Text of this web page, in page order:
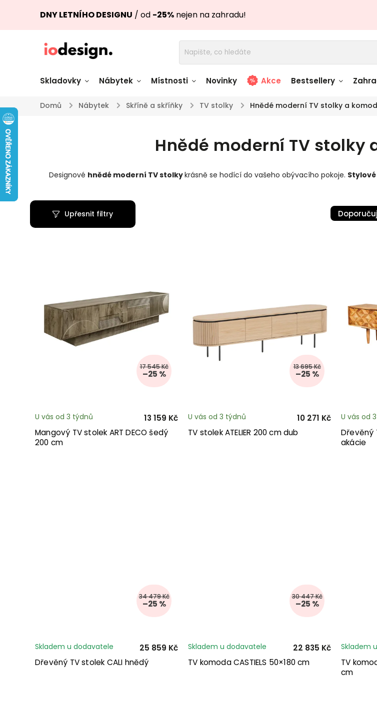
DNY LETNÍHO DESIGNU / od -25% nejen na zahradu!
Skladovky
Židle skladem Stoly skladem Stolky skladem
Úložné prostory
skladem
Zahradní nábytek
skladem
Doplňky a
Textílie skladem
Nádobí skladem
Nábytek Místnosti Novinky Akce Bestsellery
Domů / Nábytek / Skříně a skříňky / TV stolky / Hnědé moderní TV stolky a
Hnědé moderní TV stolky
Designové hnědé moderní TV stolkykrásně se hodící do vašeho obývacího pokoje.
Upřesnit filtry
17 545 Kč
–25 %
Mangový TV stolek ART DECO šedý
200 cm
U vás od 3 týdnů 13 159 Kč
13 695 Kč
–25 %
TV stolek ATELIER 200 cm dub
U vás od 3 týdnů 10 271 Kč
Dřevěný
akácie
U vás od
34 479 Kč
–25 %
Dřevěný TV stolek CALI hnědý
Skladem u dodavatele 25 859 Kč
30 447 Kč
–25 %
TV komoda CASTIELS 50×180 cm
Skladem u dodavatele 22 835 Kč
TV
cm
Skladem